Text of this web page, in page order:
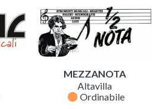
MEZZANOTA
Altavilla
fiber_manual_record Ordinabile